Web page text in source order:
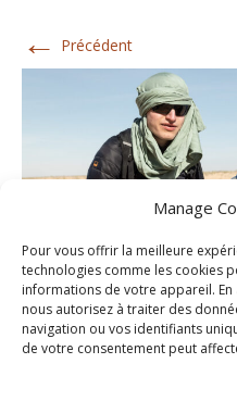
Manage
Pour vous offrir la meilleure
technologies comme les cookies
informations de votre appareil.
nous autorisez à traiter des
navigation ou vos identifiants
de votre consentement peut
← Précédent